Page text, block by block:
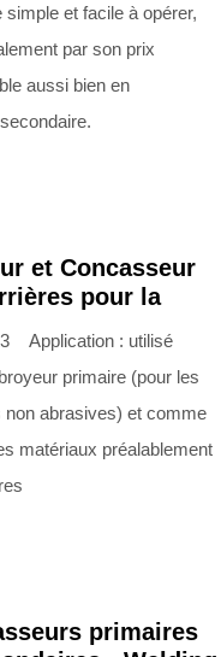
simple et facile à opérer,
par son prix
aussi bien en
et Concasseur
pour la
Application : utilisé
primaire (pour les
non abrasives) et comme
matériaux préalablement
primaires